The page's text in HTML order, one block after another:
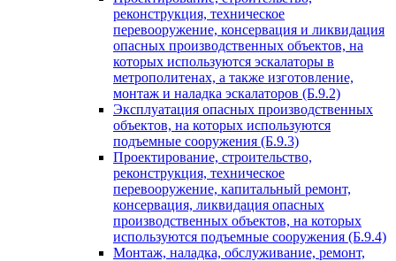
реконструкция, техническое
перевооружение, консервация и ликвидация
опасных производственных объектов, на
которых используются эскалаторы в
метрополитенах, а также изготовление,
монтаж и наладка эскалаторов (Б.9.2)
Эксплуатация опасных производственных
объектов, на которых используются
подъемные сооружения (Б.9.3)
Проектирование, строительство,
реконструкция, техническое
перевооружение, капитальный ремонт,
консервация, ликвидация опасных
производственных объектов, на которых
используются подъемные сооружения (Б.9.4)
Монтаж, наладка, обслуживание, ремонт,